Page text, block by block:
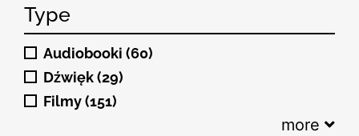
Type
Audiobooki (60)
Dźwięk (29)
Filmy (151)
more